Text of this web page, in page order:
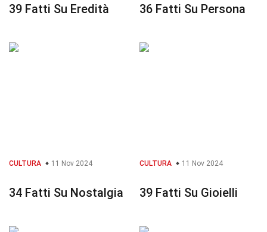
39 Fatti Su Eredità 36 Fatti Su Persona
CULTURA 11 Nov 2024
34 Fatti Su Nostalgia
CULTURA 11 Nov 2024
39 Fatti Su Gioielli